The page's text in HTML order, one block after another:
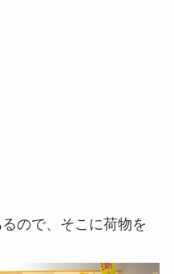
ので、そこに荷物を